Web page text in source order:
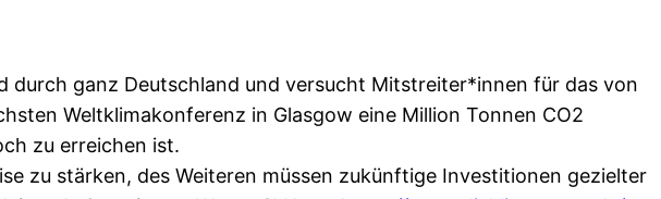
durch ganz Deutschland und versucht Mitstreiter*innen für das von
Weltklimakonferenz in Glasgow eine Million Tonnen CO2
zu erreichen ist.
zu stärken, des Weiteren müssen zukünftige Investitionen gezielter